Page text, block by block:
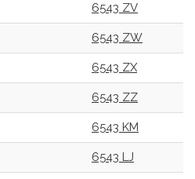
6543 ZV
6543 ZW
6543 ZX
6543 ZZ
6543 KM
6543 LJ